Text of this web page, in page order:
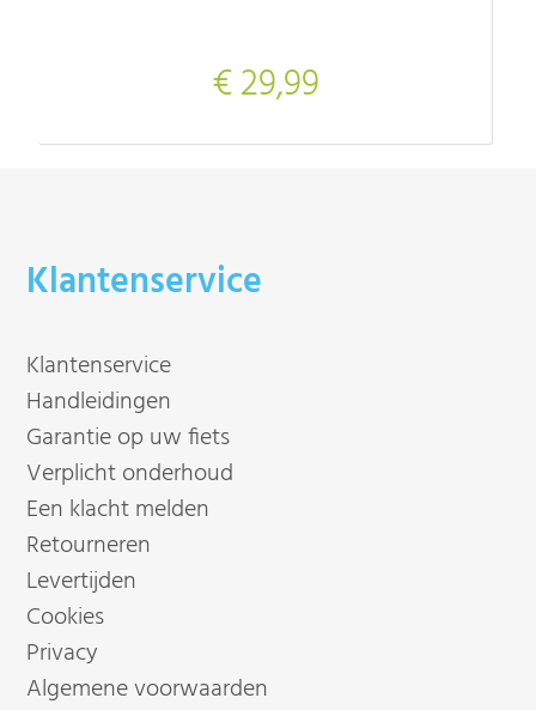
€ 29,99
Klantenservice
Klantenservice
Handleidingen
Garantie op uw fiets
Verplicht onderhoud
Een klacht melden
Retourneren
Levertijden
Cookies
Privacy
Algemene voorwaarden